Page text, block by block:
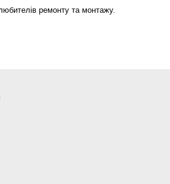
ремонту та монтажу.